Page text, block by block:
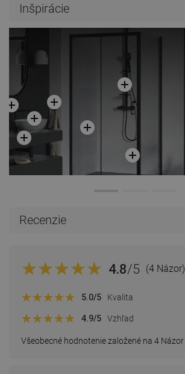
Inšpirácie
Recenzie
4.8/5 (4 Názor)
Všeobecné hodnotenie založené na 4 Názor
5.0/5 Kvalita
4.9/5 Vzhľad